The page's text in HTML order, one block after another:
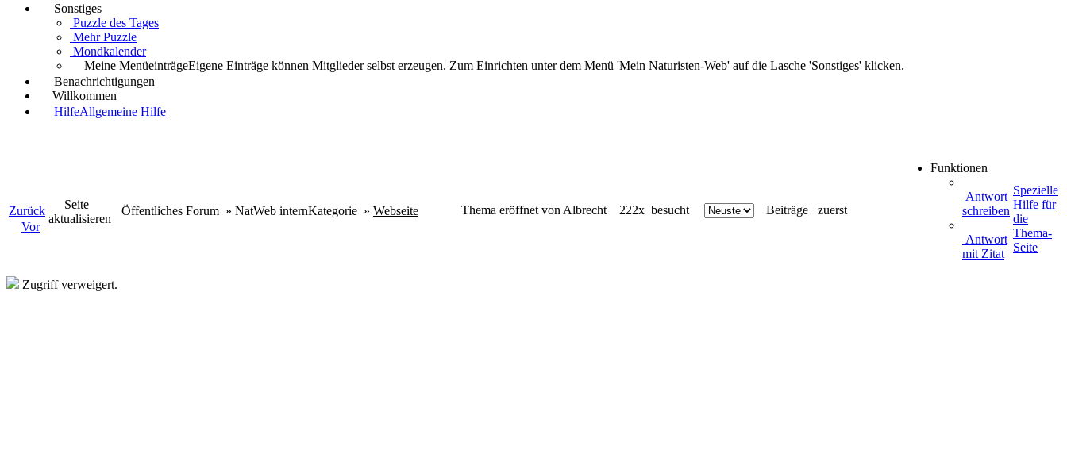
Sonstiges
Puzzle des Tages
Mehr Puzzle
Mondkalender
Meine MenüeinträgeEigene Einträge können Mitglieder selbst erzeugen. Zum Einrichten unter dem Menü 'Mein Naturisten-Web' auf die Lasche 'Sonstiges' klicken.
Benachrichtigungen
Willkommen
HilfeAllgemeine Hilfe
Zurück
Vor
Seite
aktualisieren
Öffentliches Forum » NatWeb internKategorie » Webseite Thema eröffnet von Albrecht 222x besucht Beiträge zuerst
Funktionen
Antwort
schreiben
Antwort
mit Zitat
Spezielle
Hilfe für
die
Thema-
Seite
Zugriff verweigert.